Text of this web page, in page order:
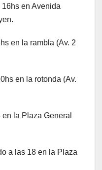
en Avenida
en la rambla (Av. 2
en la rotonda (Av.
la Plaza General
a las 18 en la Plaza